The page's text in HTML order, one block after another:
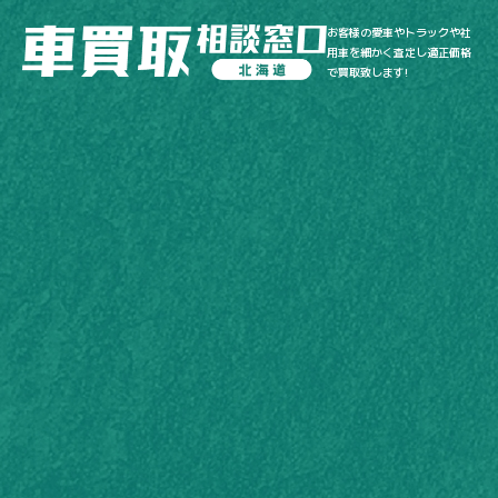
お客様の愛車やトラックや社
用車を細かく査定し適正価格
で買取致します!